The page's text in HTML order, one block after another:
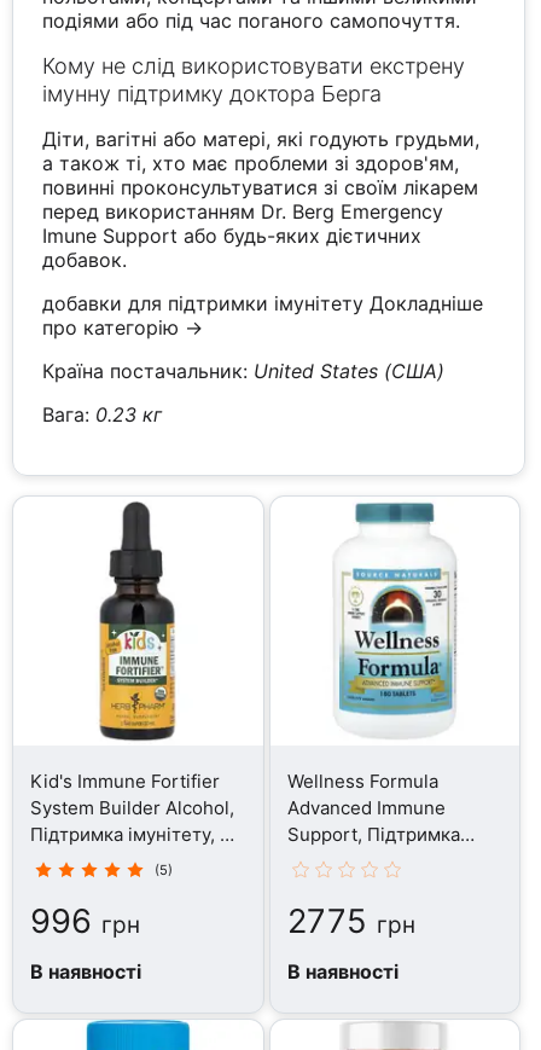
подіями або під час поганого самопочуття.
Кому не слід використовувати екстрену
імунну підтримку доктора Берга
Діти, вагітні або матері, які годують грудьми,
а також ті, хто має проблеми зі здоров'ям,
повинні проконсультуватися зі своїм лікарем
перед використанням Dr. Berg Emergency
Imune Support або будь-яких дієтичних
добавок.
добавки для підтримки імунітетуДокладніше
про категорію →
Країна постачальник: United States (США)
Вага: 0.23 кг
Kid's Immune Fortifier
System Builder Alcohol,
Підтримка імунітету, 30
мл
(5)
996 грн
В наявності
Wellness Formula
Advanced Immune
Support, Підтримка
імунітету, 180 таблеток
2775 грн
В наявності